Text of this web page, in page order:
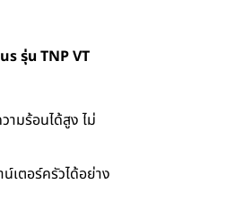
รุ่น TNP VT
ามร้อนได้สูง ไม่
เตอร์ครัวได้อย่าง